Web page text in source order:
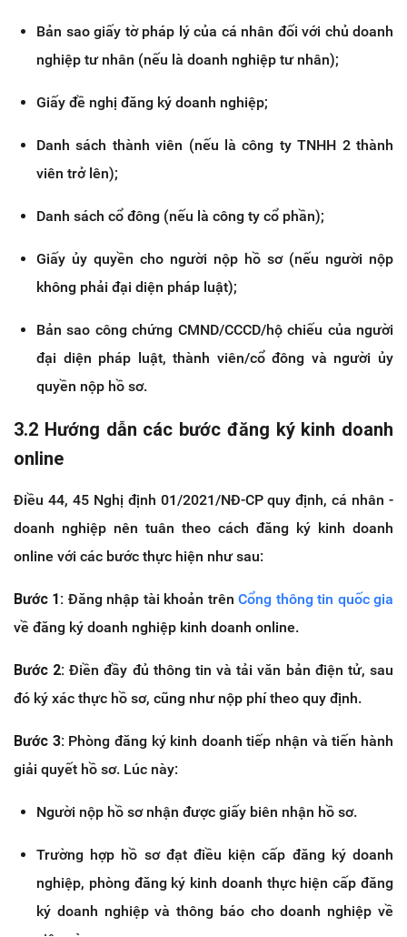
Bản sao giấy tờ pháp lý của cá nhân đối với chủ doanh
nghiệp tư nhân (nếu là doanh nghiệp tư nhân);
Giấy đề nghị đăng ký doanh nghiệp;
Danh sách thành viên (nếu là công ty TNHH 2 thành
viên trở lên);
Danh sách cổ đông (nếu là công ty cổ phần);
Giấy ủy quyền cho người nộp hồ sơ (nếu người nộp
không phải đại diện pháp luật);
Bản sao công chứng CMND/CCCD/hộ chiếu của người
đại diện pháp luật, thành viên/cổ đông và người ủy
quyền nộp hồ sơ.
3.2 Hướng dẫn các bước đăng ký kinh doanh
online
Điều 44, 45 Nghị định 01/2021/NĐ-CP quy định, cá nhân -
doanh nghiệp nên tuân theo cách đăng ký kinh doanh
online với các bước thực hiện như sau:
Bước 1: Đăng nhập tài khoản trênCổng thông tin quốc gia
về đăng ký doanh nghiệp kinh doanh online.
Bước 2: Điền đầy đủ thông tin và tải văn bản điện tử, sau
đó ký xác thực hồ sơ, cũng như nộp phí theo quy định.
Bước 3:Phòng đăng ký kinh doanh tiếp nhận và tiến hành
giải quyết hồ sơ. Lúc này:
Người nộp hồ sơ nhận được giấy biên nhận hồ sơ.
Trường hợp hồ sơ đạt điều kiện cấp đăng ký doanh
nghiệp, phòng đăng ký kinh doanh thực hiện cấp đăng
ký doanh nghiệp và thông báo cho doanh nghiệp về